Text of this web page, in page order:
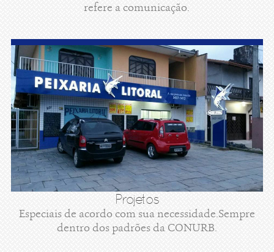
refere a comunicação.
Projetos
Especiais de acordo com sua necessidade.Sempre
dentro dos padrões da CONURB.